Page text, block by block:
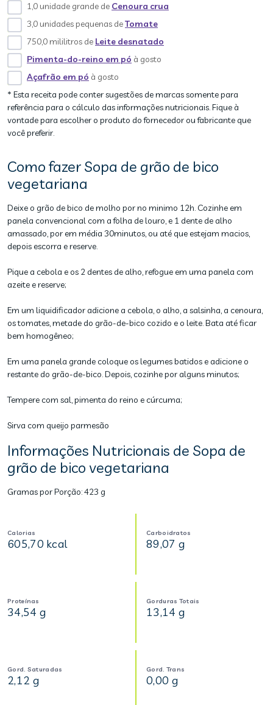
1,0 unidade grande de Cenoura crua
3,0 unidades pequenas deTomate
750,0 mililitros de Leite desnatado
Pimenta-do-reino em pó à gosto
Açafrão em pó à gosto
* Esta receita pode conter sugestões de marcas somente para
referência para o cálculo das informações nutricionais. Fique à
vontade para escolher o produto do fornecedor ou fabricante que
você preferir.
Como fazer Sopa de grão de bico
vegetariana
Deixe o grão de bico de molho por no minimo 12h. Cozinhe em
panela convencional com a folha de louro, e 1 dente de alho
amassado, por em média 30minutos, ou até que estejam macios,
depois escorra e reserve.
Pique a cebola e os 2 dentes de alho, refogue em uma panela com
azeite e reserve;
Em um liquidificador adicione a cebola, o alho, a salsinha, a cenoura,
os tomates, metade do grão-de-bico cozido e o leite. Bata até ficar
bem homogêneo;
Em uma panela grande coloque os legumes batidos e adicione o
restante do grão-de-bico. Depois, cozinhe por alguns minutos;
Tempere com sal, pimenta do reino e cúrcuma;
Sirva com queijo parmesão
Informações Nutricionais de Sopa de
grão de bico vegetariana
Gramas por Porção:423 g
Calorias
605,70 kcal
Carboidratos
89,07 g
Proteínas
34,54 g
Gorduras Totais
13,14 g
Gord. Saturadas
2,12 g
Gord. Trans
0,00 g